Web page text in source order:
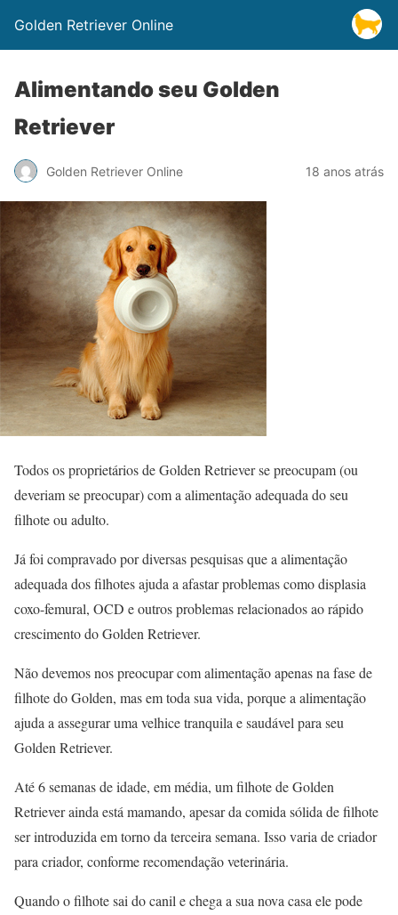
Golden Retriever Online
Alimentando seu Golden
Retriever
Golden Retriever Online 18 anos atrás
Todos os proprietários de Golden Retriever se preocupam (ou
deveriam se preocupar) com a alimentação adequada do seu
filhote ou adulto.
Já foi compravado por diversas pesquisas que a alimentação
adequada dos filhotes ajuda a afastar problemas como displasia
coxo-femural, OCD e outros problemas relacionados ao rápido
crescimento do Golden Retriever.
Não devemos nos preocupar com alimentação apenas na fase de
filhote do Golden, mas em toda sua vida, porque a alimentação
ajuda a assegurar uma velhice tranquila e saudável para seu
Golden Retriever.
Até 6 semanas de idade, em média, um filhote de Golden
Retriever ainda está mamando, apesar da comida sólida de filhote
ser introduzida em torno da terceira semana. Isso varia de criador
para criador, conforme recomendação veterinária.
Quando o filhote sai do canil e chega a sua nova casa ele pode